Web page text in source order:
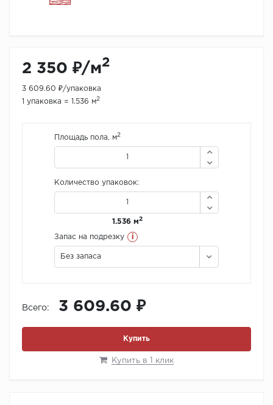
2 350 ₽/м2
3 609.60 ₽/упаковка
1 упаковка = 1.536 м2
Площадь пола, м2
Количество упаковок:
1.536 м2
Запас на подрезку i
Без запаса
Всего: 3 609.60 ₽
Купить
Купить в 1 клик